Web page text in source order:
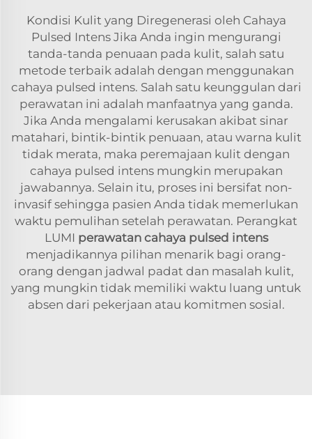
Kondisi Kulit yang Diregenerasi oleh Cahaya
Pulsed Intens Jika Anda ingin mengurangi
tanda-tanda penuaan pada kulit, salah satu
metode terbaik adalah dengan menggunakan
cahaya pulsed intens. Salah satu keunggulan dari
perawatan ini adalah manfaatnya yang ganda.
Jika Anda mengalami kerusakan akibat sinar
matahari, bintik-bintik penuaan, atau warna kulit
tidak merata, maka peremajaan kulit dengan
cahaya pulsed intens mungkin merupakan
jawabannya. Selain itu, proses ini bersifat non-
invasif sehingga pasien Anda tidak memerlukan
waktu pemulihan setelah perawatan. Perangkat
LUMI perawatan cahaya pulsed intens
menjadikannya pilihan menarik bagi orang-
orang dengan jadwal padat dan masalah kulit,
yang mungkin tidak memiliki waktu luang untuk
absen dari pekerjaan atau komitmen sosial.